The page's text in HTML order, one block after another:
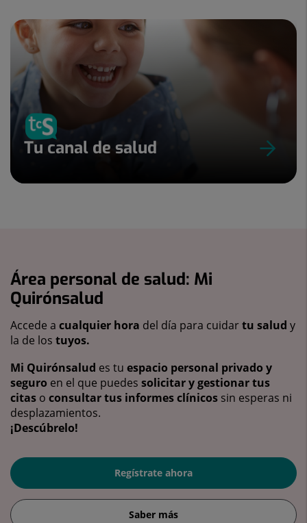
Tu canal de salud
Área personal de salud: Mi
Quirónsalud
Accede a cualquier hora del día para cuidartu salud y
la de los tuyos.
Mi Quirónsalud es tu espacio personal privado y
seguro en el que puedes solicitar y gestionar tus
citas o consultar tus informes clínicos sin esperas ni
desplazamientos.
¡Descúbrelo!
Regístrate ahora
Saber más